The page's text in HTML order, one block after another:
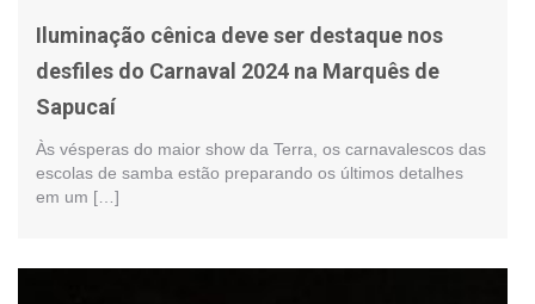
Iluminação cênica deve ser destaque nos
desfiles do Carnaval 2024 na Marquês de
Sapucaí
Às vésperas do maior show da Terra, os carnavalescos das
escolas de samba estão preparando os últimos detalhes
em um […]